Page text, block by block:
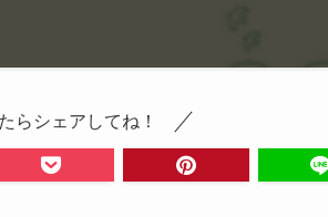
らシェアしてね！